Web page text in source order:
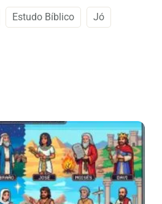
Estudo Bíblico Jó